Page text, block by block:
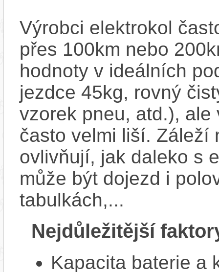
Výrobci elektrokol
přes 100km nebo
hodnoty v ideálních
jezdce 45kg, rovný
vzorek pneu, atd.),
často velmi liší. Záleží
ovlivňují, jak daleko s
může být dojezd i
tabulkách,...
Nejdůležitější
Kapacita baterie a